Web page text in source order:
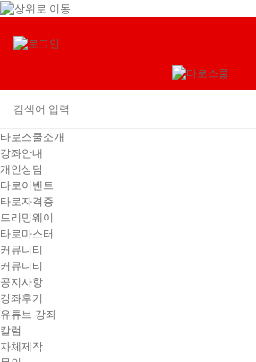
타로스쿨소개
강좌안내
개인상담
타로이벤트
타로자격증
드리밍웨이
타로마스터
커뮤니티
커뮤니티
공지사항
강좌후기
유튜브 강좌
칼럼
자체제작